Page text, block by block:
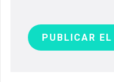
PUBLICAR